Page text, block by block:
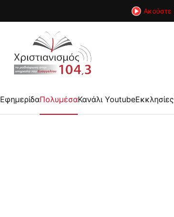
Ακούστε
ΕφημερίδαΠολυμέσαΚανάλι YoutubeΕκκλησίες